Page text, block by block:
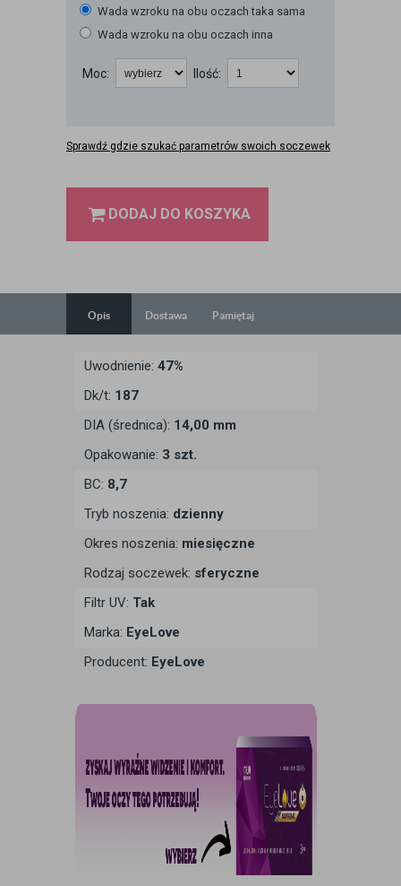
Wada wzroku na obu oczach taka sama
Wada wzroku na obu oczach inna
Moc: Ilość:
Sprawdź gdzie szukać parametrów swoich soczewek
DODAJ DO KOSZYKA
Opis Dostawa Pamiętaj
Uwodnienie: 47%
Dk/t: 187
DIA (średnica): 14,00 mm
Opakowanie: 3 szt.
BC: 8,7
Tryb noszenia: dzienny
Okres noszenia: miesięczne
Rodzaj soczewek: sferyczne
Filtr UV: Tak
Marka: EyeLove
Producent: EyeLove